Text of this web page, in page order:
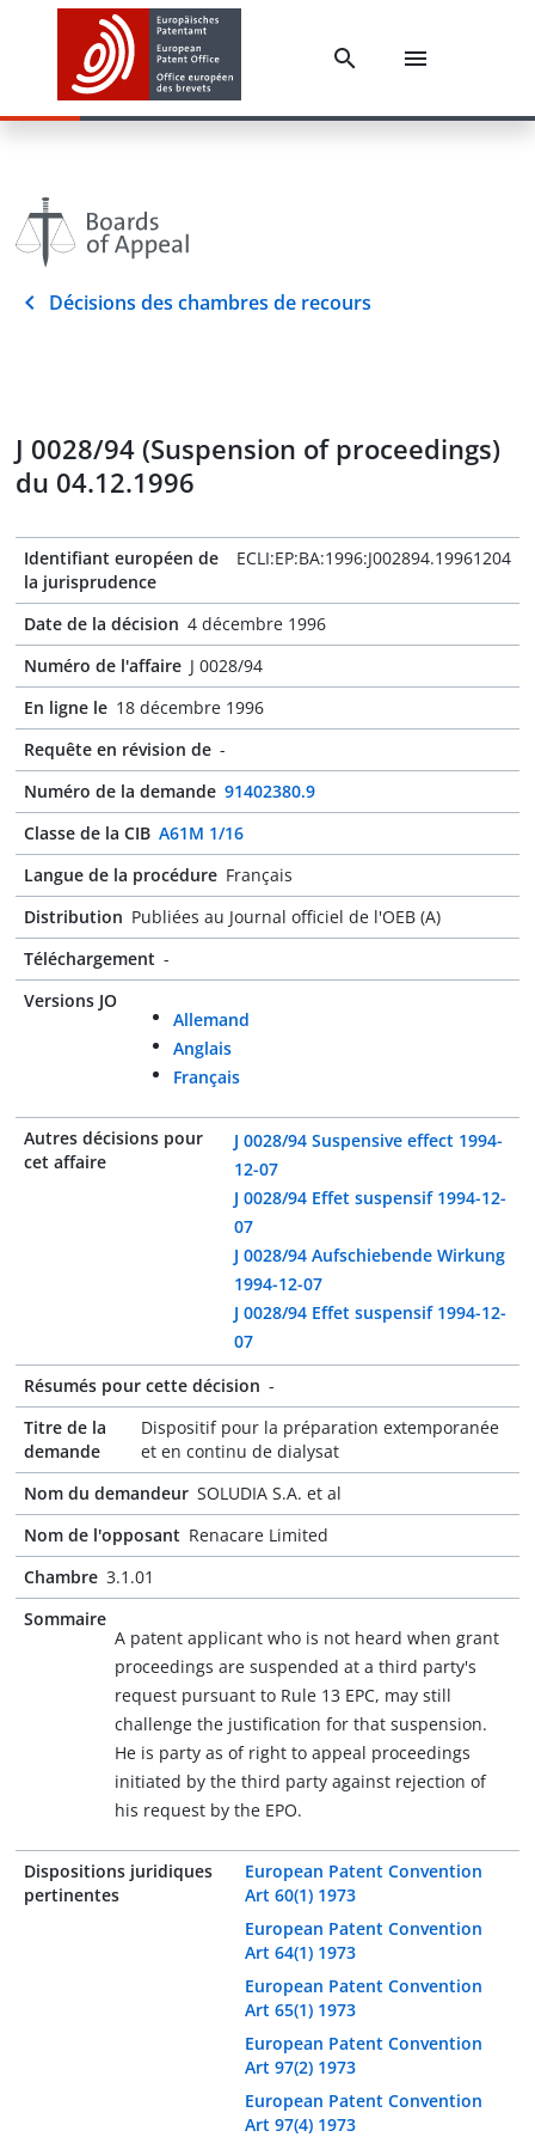
Décisions des chambres de recours
J 0028/94 (Suspension of proceedings)
du 04.12.1996
Identifiant européen de
la jurisprudence
ECLI:EP:BA:1996:J002894.19961204
Date de la décision 4 décembre 1996
Numéro de l'affaire J 0028/94
En ligne le 18 décembre 1996
Requête en révision de -
Numéro de la demande 91402380.9
Classe de la CIB A61M 1/16
Langue de la procédure Français
Distribution Publiées au Journal officiel de l'OEB (A)
Téléchargement -
Versions JO
Allemand
Anglais
Français
Autres décisions pour
cet affaire
J 0028/94 Suspensive effect 1994-
12-07
J 0028/94 Effet suspensif 1994-12-
07
J 0028/94 Aufschiebende Wirkung
1994-12-07
J 0028/94 Effet suspensif 1994-12-
07
Résumés pour cette décision -
Titre de la
demande
Dispositif pour la préparation extemporanée
et en continu de dialysat
Nom du demandeur SOLUDIA S.A. et al
Nom de l'opposant Renacare Limited
Chambre 3.1.01
Sommaire
A patent applicant who is not heard when grant
proceedings are suspended at a third party's
request pursuant to Rule 13 EPC, may still
challenge the justification for that suspension.
He is party as of right to appeal proceedings
initiated by the third party against rejection of
his request by the EPO.
Dispositions juridiques
pertinentes
European Patent Convention
Art 60(1) 1973
European Patent Convention
Art 64(1) 1973
European Patent Convention
Art 65(1) 1973
European Patent Convention
Art 97(2) 1973
European Patent Convention
Art 97(4) 1973